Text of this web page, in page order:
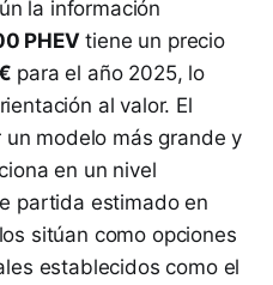
la información
PHEV tiene un precio
para el año 2025, lo
al valor. El
un modelo más grande y
en un nivel
partida estimado en
sitúan como opciones
establecidos como el